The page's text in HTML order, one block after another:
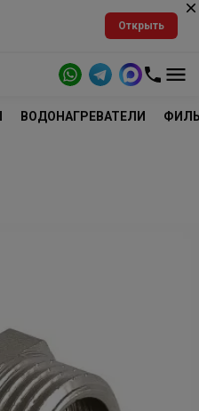
Открыть
ВОДОНАГРЕВАТЕЛИ